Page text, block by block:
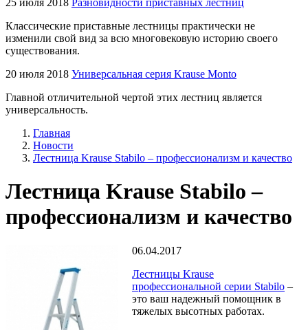
25 июля 2018 Разновидности приставных лестниц
Классические приставные лестницы практически не
изменили свой вид за всю многовековую историю своего
существования.
20 июля 2018 Универсальная серия Krause Monto
Главной отличительной чертой этих лестниц является
универсальность.
Главная
Новости
Лестница Krause Stabilo – профессионализм и качество
Лестница Krause Stabilo –
профессионализм и качество
06.04.2017
Лестницы Krause
профессиональной серии Stabilo –
это ваш надежный помощник в
тяжелых высотных работах.